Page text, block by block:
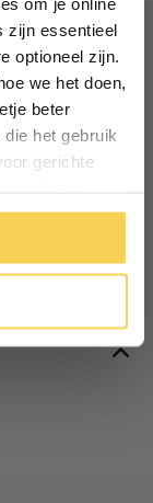
zijn essentieel
optioneel zijn.
we het doen,
beter
het gebruik
gerichte
Of
gaat met